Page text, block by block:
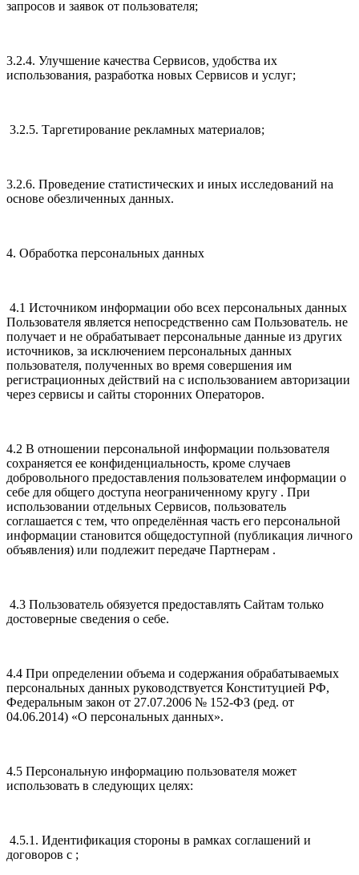
запросов и заявок от пользователя;
3.2.4. Улучшение качества Сервисов, удобства их
использования, разработка новых Сервисов и услуг;
3.2.5. Таргетирование рекламных материалов;
3.2.6. Проведение статистических и иных исследований на
основе обезличенных данных.
4. Обработка персональных данных
4.1 Источником информации обо всех персональных данных
Пользователя является непосредственно сам Пользователь. не
получает и не обрабатывает персональные данные из других
источников, за исключением персональных данных
пользователя, полученных во время совершения им
регистрационных действий на с использованием авторизации
через сервисы и сайты сторонних Операторов.
4.2 В отношении персональной информации пользователя
сохраняется ее конфиденциальность, кроме случаев
добровольного предоставления пользователем информации о
себе для общего доступа неограниченному кругу . При
использовании отдельных Сервисов, пользователь
соглашается с тем, что определённая часть его персональной
информации становится общедоступной (публикация личного
объявления) или подлежит передаче Партнерам .
4.3 Пользователь обязуется предоставлять Сайтам только
достоверные сведения о себе.
4.4 При определении объема и содержания обрабатываемых
персональных данных руководствуется Конституцией РФ,
Федеральным закон от 27.07.2006 № 152-ФЗ (ред. от
04.06.2014) «О персональных данных».
4.5 Персональную информацию пользователя может
использовать в следующих целях:
4.5.1. Идентификация стороны в рамках соглашений и
договоров с ;